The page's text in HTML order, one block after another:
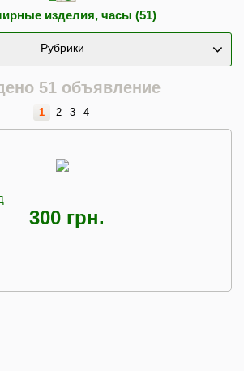
изделия, часы (51)
Рубрики
51 объявление
1 2 3 4
300 грн.